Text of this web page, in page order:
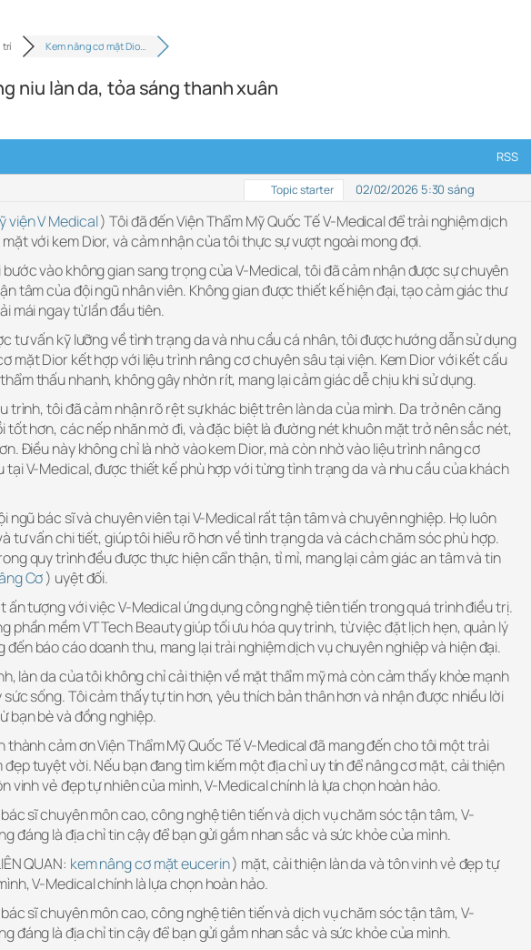
trí Kem nâng cơ mặt Dio…
niu làn da, tỏa sáng thanh xuân
RSS
Topic starter 02/02/2026 5:30 sáng
viện V Medical) Tôi đã đến Viện Thẩm Mỹ Quốc Tế V-Medical để trải nghiệm dịch
với kem Dior, và cảm nhận của tôi thực sự vượt ngoài mong đợi.
bước vào không gian sang trọng của V-Medical, tôi đã cảm nhận được sự chuyên
tâm của đội ngũ nhân viên. Không gian được thiết kế hiện đại, tạo cảm giác thư
mái ngay từ lần đầu tiên.
tư vấn kỹ lưỡng về tình trạng da và nhu cầu cá nhân, tôi được hướng dẫn sử dụng
mặt Dior kết hợp với liệu trình nâng cơ chuyên sâu tại viện. Kem Dior với kết cấu
thấu nhanh, không gây nhờn rít, mang lại cảm giác dễ chịu khi sử dụng.
trình, tôi đã cảm nhận rõ rệt sự khác biệt trên làn da của mình. Da trở nên căng
tốt hơn, các nếp nhăn mờ đi, và đặc biệt là đường nét khuôn mặt trở nên sắc nét,
Điều này không chỉ là nhờ vào kem Dior, mà còn nhờ vào liệu trình nâng cơ
tại V-Medical, được thiết kế phù hợp với từng tình trạng da và nhu cầu của khách
ngũ bác sĩ và chuyên viên tại V-Medical rất tận tâm và chuyên nghiệp. Họ luôn
tư vấn chi tiết, giúp tôi hiểu rõ hơn về tình trạng da và cách chăm sóc phù hợp.
quy trình đều được thực hiện cẩn thận, tỉ mỉ, mang lại cảm giác an tâm và tin
Cơ) uyệt đối.
ấn tượng với việc V-Medical ứng dụng công nghệ tiên tiến trong quá trình điều trị.
phần mềm VTTech Beauty giúp tối ưu hóa quy trình, từ việc đặt lịch hẹn, quản lý
đến báo cáo doanh thu, mang lại trải nghiệm dịch vụ chuyên nghiệp và hiện đại.
làn da của tôi không chỉ cải thiện về mặt thẩm mỹ mà còn cảm thấy khỏe mạnh
sống. Tôi cảm thấy tự tin hơn, yêu thích bản thân hơn và nhận được nhiều lời
bạn bè và đồng nghiệp.
thành cảm ơn Viện Thẩm Mỹ Quốc Tế V-Medical đã mang đến cho tôi một trải
đẹp tuyệt vời. Nếu bạn đang tìm kiếm một địa chỉ uy tín để nâng cơ mặt, cải thiện
vinh vẻ đẹp tự nhiên của mình, V-Medical chính là lựa chọn hoàn hảo.
sĩ chuyên môn cao, công nghệ tiên tiến và dịch vụ chăm sóc tận tâm, V-
đáng là địa chỉ tin cậy để bạn gửi gắm nhan sắc và sức khỏe của mình.
QUAN: kem nâng cơ mặt eucerin) mặt, cải thiện làn da và tôn vinh vẻ đẹp tự
V-Medical chính là lựa chọn hoàn hảo.
sĩ chuyên môn cao, công nghệ tiên tiến và dịch vụ chăm sóc tận tâm, V-
đáng là địa chỉ tin cậy để bạn gửi gắm nhan sắc và sức khỏe của mình.